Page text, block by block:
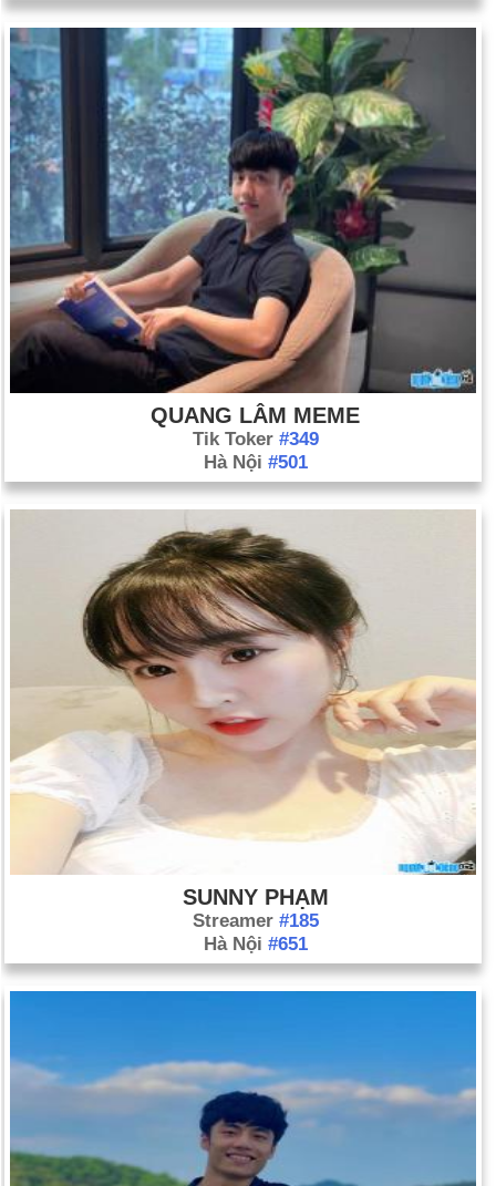
QUANG LÂM MEME
Tik Toker #349
Hà Nội #501
SUNNY PHẠM
Streamer #185
Hà Nội #651